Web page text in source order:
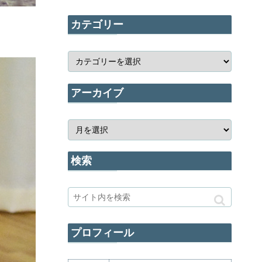
カテゴリー
アーカイブ
検索
プロフィール